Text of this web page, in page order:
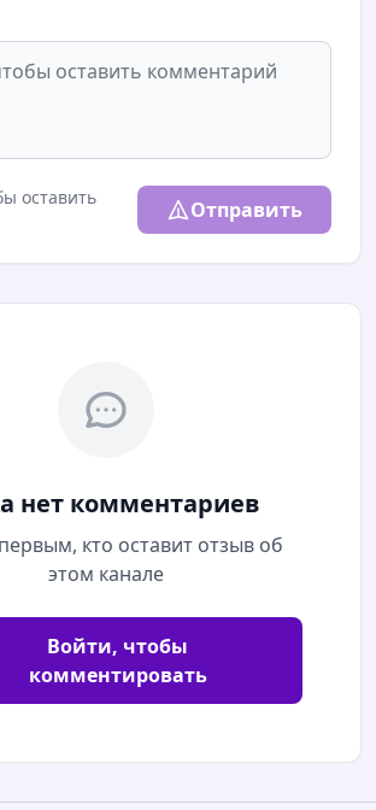
оставить
Отправить
нет комментариев
кто оставит отзыв об
этом канале
Войти, чтобы
комментировать